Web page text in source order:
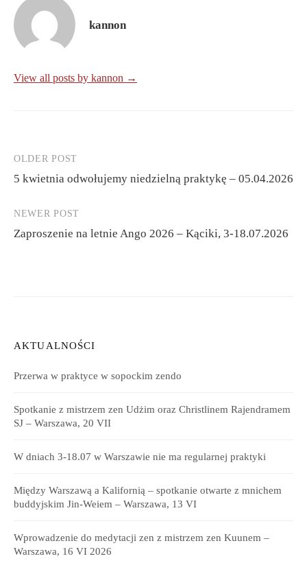
kannon
View all posts by kannon →
Post
navigation
OLDER POST
5 kwietnia odwołujemy niedzielną praktykę – 05.04.2026
NEWER POST
Zaproszenie na letnie Ango 2026 – Kąciki, 3-18.07.2026
AKTUALNOŚCI
Przerwa w praktyce w sopockim zendo
Spotkanie z mistrzem zen Udżim oraz Christlinem Rajendramem
SJ – Warszawa, 20 VII
W dniach 3-18.07 w Warszawie nie ma regularnej praktyki
Między Warszawą a Kalifornią – spotkanie otwarte z mnichem
buddyjskim Jin-Weiem – Warszawa, 13 VI
Wprowadzenie do medytacji zen z mistrzem zen Kuunem –
Warszawa, 16 VI 2026